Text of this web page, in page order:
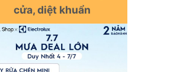
cửa, diệt khuẩn